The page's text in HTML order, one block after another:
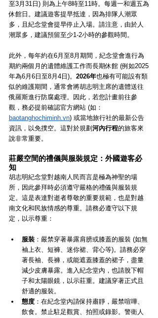
至3月31日) 則為上午8時至11時。每週一和週五為
休館日。建議遊客提早抵達，因為排隊人潮眾
多，且紀念堂會提早停止入場。請注意，由於人
潮眾多，建議預留至少1-2小時的參觀時間。
此外，每年約在6月至8月期間，紀念堂會進行為
期約兩個月的遺體維護工作而長期休館 (例如2025
年為6月6日至8月4日)。 2026年也極有可能設有類
似的維護期間，通常會將胡志明主席的遺體送往
俄羅斯進行防腐處理。因此，若您計畫前往參
觀，務必提前確認官方網站 (如：
baotanghochiminh.vn) 或當地旅行社的最新公告
資訊，以免撲空。這對於規劃 河內行程的旅客來
說非常重要。
莊嚴空間的禮儀與服裝規定：外國遊客必
知
胡志明紀念堂對越南人民而言是極為神聖的場
所，因此參拜時必須遵守嚴格的禮儀與服裝規
定。這是表達對逝者尊敬的重要規範，也是對越
南文化和民族情感的尊重。請務必遵守以下規
定，以示尊重：
服裝 ：嚴禁穿著暴露肩膀或膝蓋的服裝 (如無
袖上衣、短褲、迷你裙、背心等)。請務必穿
著長袖、長褲，或能遮蓋膝蓋的裙子，盡量
減少皮膚暴露。進入紀念堂內，也請脫下帽
子和太陽眼鏡，以示莊重。建議穿著正式且
舒適的服裝。
態度 ：在紀念堂內請保持肅靜，嚴禁喧嘩、
飲食。禁止駐足觀賞、拍照或錄影。警衛人